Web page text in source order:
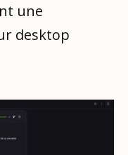
une
desktop